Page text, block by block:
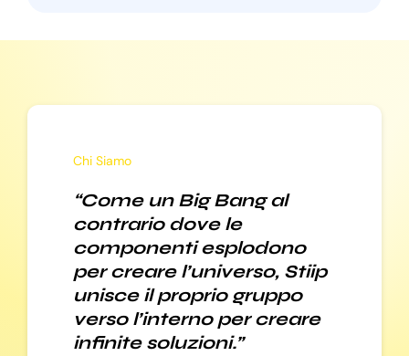
Chi Siamo
“Come un Big Bang al
contrario dove le
componenti esplodono
per creare l’universo, Stiip
unisce il proprio gruppo
verso l’interno per creare
infinite soluzioni.”